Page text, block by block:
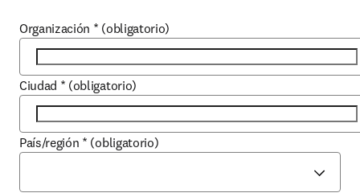
Organización * (obligatorio)
Ciudad * (obligatorio)
País/región * (obligatorio)